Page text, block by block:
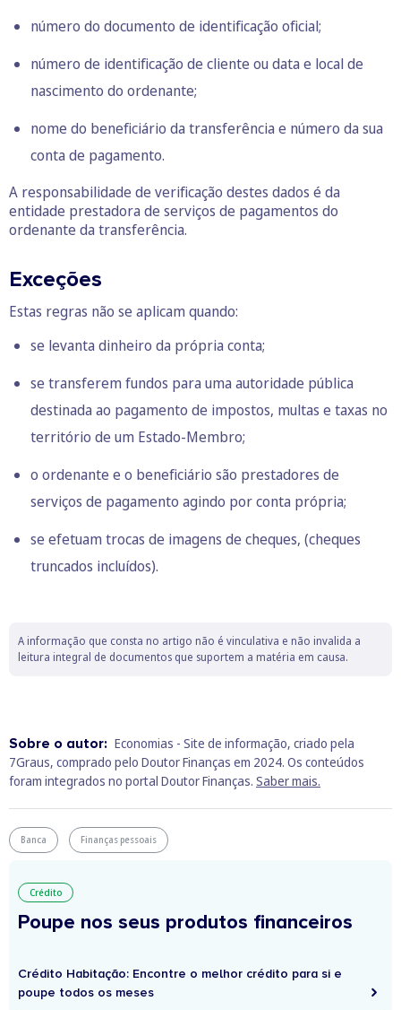
número do documento de identificação oficial;
número de identificação de cliente ou data e local de
nascimento do ordenante;
nome do beneficiário da transferência e número da sua
conta de pagamento.
A responsabilidade de verificação destes dados é da
entidade prestadora de serviços de pagamentos do
ordenante da transferência.
Exceções
Estas regras não se aplicam quando:
se levanta dinheiro da própria conta;
se transferem fundos para uma autoridade pública
destinada ao pagamento de impostos, multas e taxas no
território de um Estado-Membro;
o ordenante e o beneficiário são prestadores de
serviços de pagamento agindo por conta própria;
se efetuam trocas de imagens de cheques, (cheques
truncados incluídos).
A informação que consta no artigo não é vinculativa e não invalida a
leitura integral de documentos que suportem a matéria em causa.
Sobre o autor: Economias - Site de informação, criado pela
7Graus, comprado pelo Doutor Finanças em 2024. Os conteúdos
foram integrados no portal Doutor Finanças. Saber mais.
Banca Finanças pessoais
Crédito
Poupe nos seus produtos financeiros
Crédito Habitação: Encontre o melhor crédito para si e
poupe todos os meses